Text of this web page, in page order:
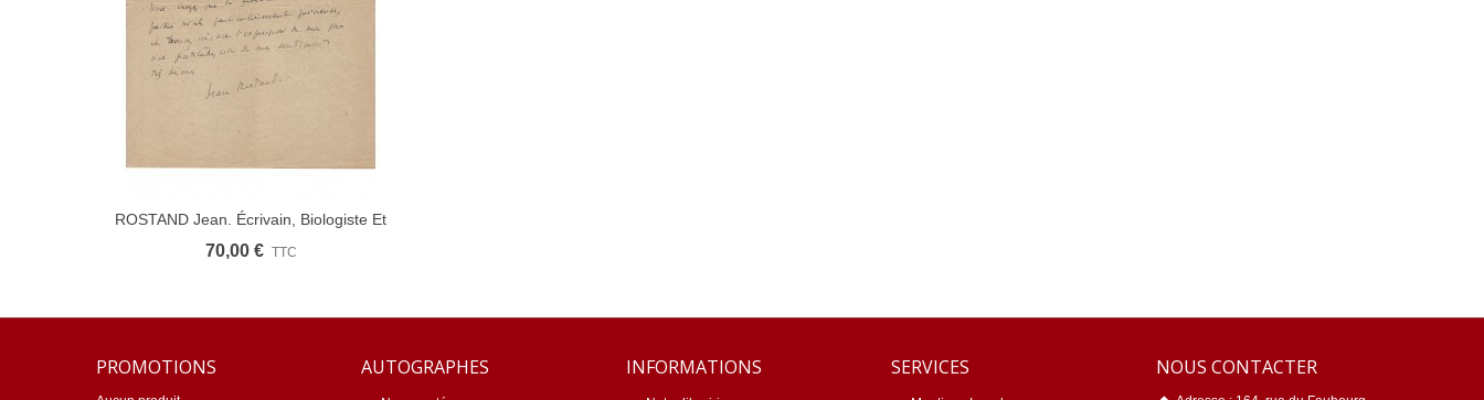
Ajouter Au Panier
ROSTAND Jean. Écrivain, Biologiste Et
Académicien Français (Réf. 4947)
70,00 € TTC
PROMOTIONS AUTOGRAPHES INFORMATIONS SERVICES NOUS CONTACTER